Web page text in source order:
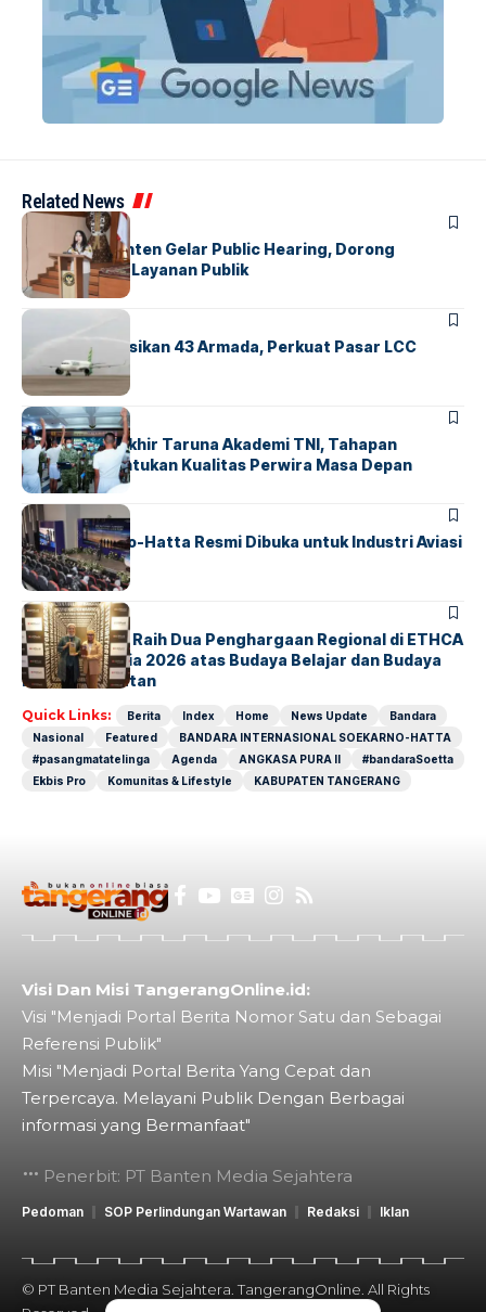
Related News
BANDARA BERITA
Karantina Banten Gelar Public Hearing, Dorong
Transparansi Layanan Publik
BANDARA
Citilink Operasikan 43 Armada, Perkuat Pasar LCC
Nasional
BERITA
Sidang Pantukhir Taruna Akademi TNI, Tahapan
Strategis Tentukan Kualitas Perwira Masa Depan
BANDARA BERITA
IALC Soekarno-Hatta Resmi Dibuka untuk Industri Aviasi
Dunia
BERITA
ParagonCorp Raih Dua Penghargaan Regional di ETHCA
Southeast Asia 2026 atas Budaya Belajar dan Budaya
Kebermanfaatan
Quick Links: Berita Index Home News Update
Bandara
Nasional
Featured
BANDARA INTERNASIONAL SOEKARNO-HATTA
#pasangmatatelinga
Agenda ANGKASA PURA II
#bandaraSoetta
Ekbis Pro
Komunitas & Lifestyle KABUPATEN TANGERANG
Visi Dan Misi TangerangOnline.id:
Visi "Menjadi Portal Berita Nomor Satu dan Sebagai
Referensi Publik"
Misi "Menjadi Portal Berita Yang Cepat dan
Terpercaya. Melayani Publik Dengan Berbagai
informasi yang Bermanfaat"
Penerbit: PT Banten Media Sejahtera
Pedoman SOP Perlindungan Wartawan Redaksi Iklan
© PT Banten Media Sejahtera. TangerangOnline. All Rights